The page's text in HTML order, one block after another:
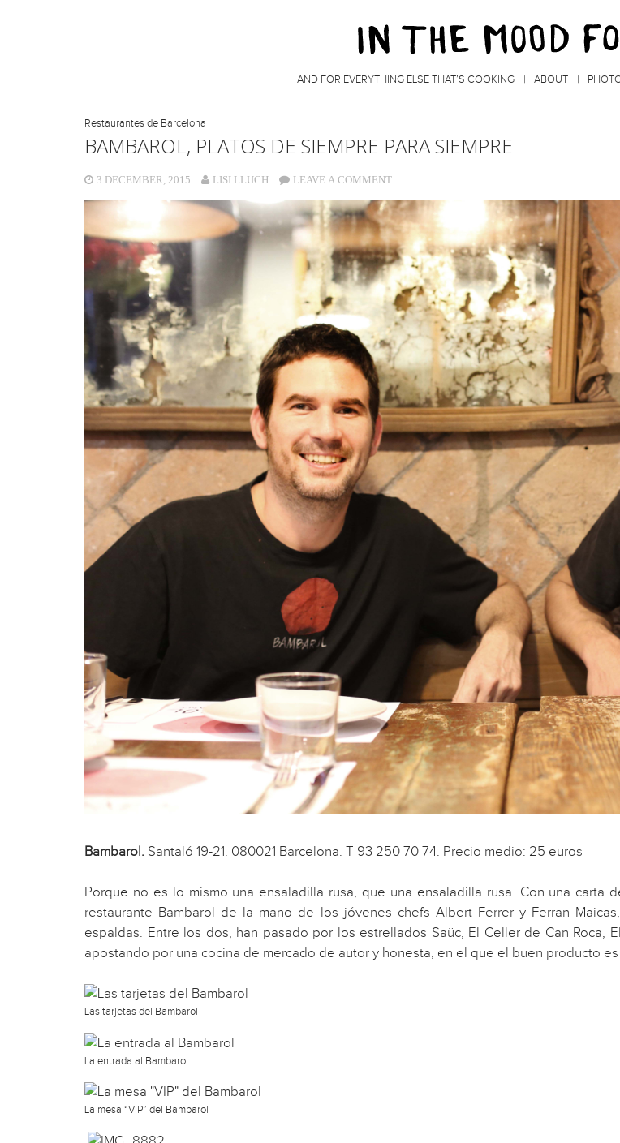
AND FOR EVERYTHING ELSE THAT’S COOKING ABOUT
Restaurantes de Barcelona
BAMBAROL, PLATOS DE SIEMPRE PARA SIEMPRE
3 DECEMBER, 2015 LISI LLUCH LEAVE A COMMENT
Bambarol. Santaló 19-21. 080021 Barcelona. T 93 250 70 74. Precio medio: 25 euros
Porque no es lo mismo una ensaladilla rusa, que una ensaladilla rusa. Con una carta
restaurante Bambarol de la mano de los jóvenes chefs Albert Ferrer y Ferran
espaldas. Entre los dos, han pasado por los estrellados Saüc, El Celler de Can Roca,
apostando por una cocina de mercado de autor y honesta, en el que el buen producto
Las tarjetas del Bambarol
La entrada al Bambarol
La mesa “VIP” del Bambarol